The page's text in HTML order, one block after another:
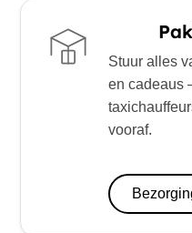
Stuur alles
en cadeaus
vooraf.